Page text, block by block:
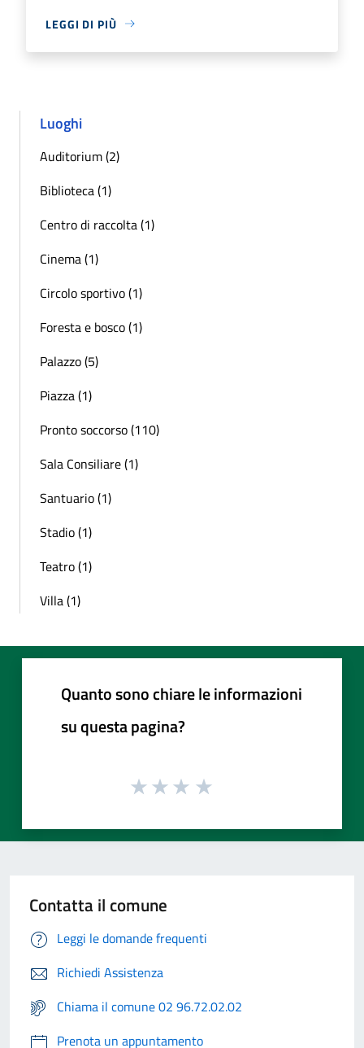
LEGGI DI PIÙ
Luoghi
Auditorium (2)
Biblioteca (1)
Centro di raccolta (1)
Cinema (1)
Circolo sportivo (1)
Foresta e bosco (1)
Palazzo (5)
Piazza (1)
Pronto soccorso (110)
Sala Consiliare (1)
Santuario (1)
Stadio (1)
Teatro (1)
Villa (1)
Quanto sono chiare le informazioni
su questa pagina?
Contatta il comune
Leggi le domande frequenti
Richiedi Assistenza
Chiama il comune 02 96.72.02.02
Prenota un appuntamento